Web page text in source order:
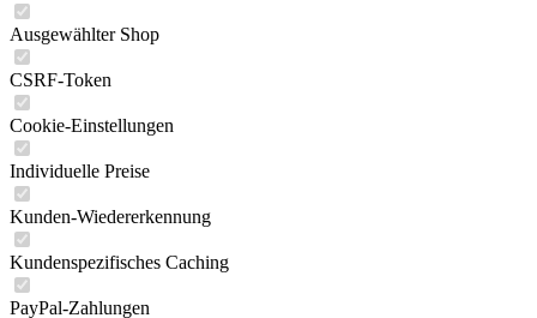
Ausgewählter Shop
CSRF-Token
Cookie-Einstellungen
Individuelle Preise
Kunden-Wiedererkennung
Kundenspezifisches Caching
PayPal-Zahlungen